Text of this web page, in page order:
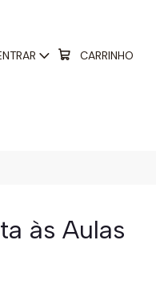
CARRINHO
às Aulas